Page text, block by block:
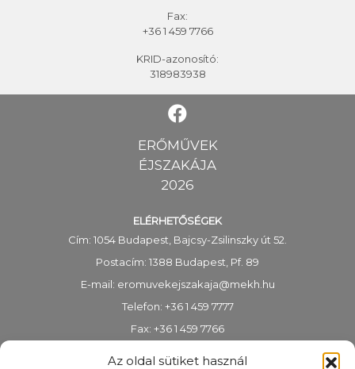
Az oldal sütiket használ
Fax:
+36 1 459 7766
KRID-azonosító:
318983938
ERŐMŰVEK
ÉJSZAKÁJA
2026
ELÉRHETŐSÉGEK
Cím: 1054 Budapest, Bajcsy-Zsilinszky út 52.
Postacím: 1388 Budapest, Pf. 89
E-mail: eromuvekejszakaja@mekh.hu
Telefon: +36 1 459 7777
Fax: +36 1 459 7766